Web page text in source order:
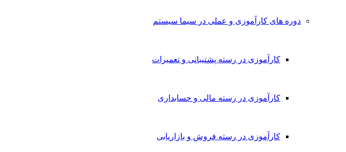
دوره های کارآموزی و عملی در سیما سیستم
کارآموزی در رسته پشتیبانی و تعمیرات
کارآموزی در رسته مالی و حسابداری
کارآموزی در رسته فروش و بازاریابی